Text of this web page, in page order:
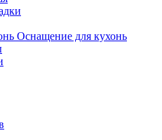
Оснащение для кухонь